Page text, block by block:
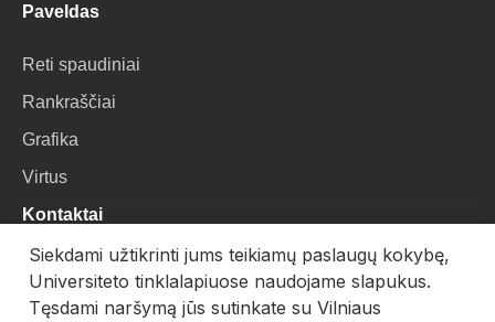
Paveldas
Reti spaudiniai
Rankraščiai
Grafika
Virtus
Kontaktai
VU Biblioteka
Universiteto g. 3, LT-01122, Vilnius
Siekdami užtikrinti jums teikiamų paslaugų kokybę,
Universiteto tinklalapiuose naudojame slapukus.
Tęsdami naršymą jūs sutinkate su Vilniaus